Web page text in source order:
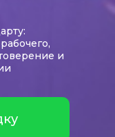
и